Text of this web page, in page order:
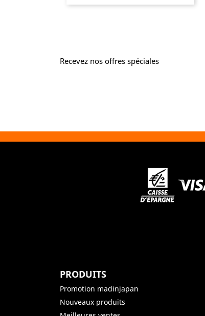
Recevez nos offres spéciales
PRODUITS
Promotion madinjapan
Nouveaux produits